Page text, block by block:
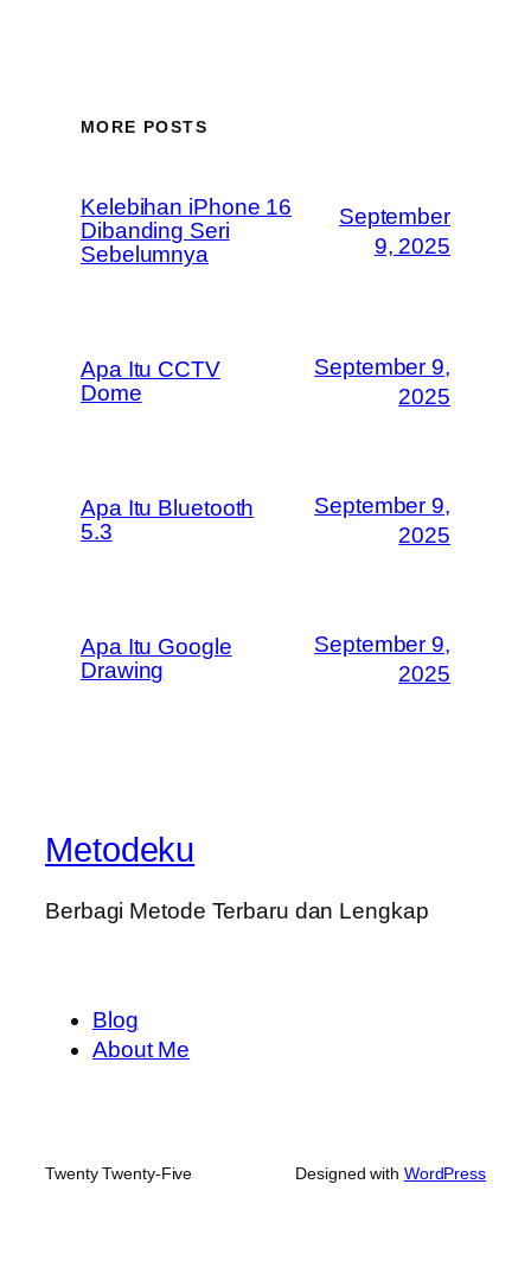
MORE POSTS
Kelebihan iPhone 16
Dibanding Seri
Sebelumnya
September
9, 2025
Apa Itu CCTV
Dome
September 9,
2025
Apa Itu Bluetooth
5.3
September 9,
2025
Apa Itu Google
Drawing
September 9,
2025
Metodeku
Berbagi Metode Terbaru dan Lengkap
Blog
About Me
Twenty Twenty-Five Designed with WordPress